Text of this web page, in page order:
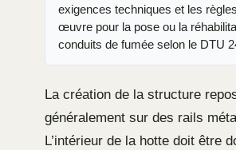
exigences techniques et les
œuvre pour la pose ou la
conduits de fumée selon le DTU
La création de la structure
généralement sur des rails
L’intérieur de la hotte doit être